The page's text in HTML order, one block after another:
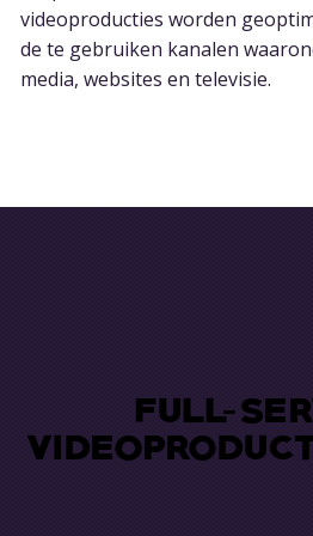
videoproducties worden
de te gebruiken kanalen
media, websites en televisie.
FULL-
FULL-